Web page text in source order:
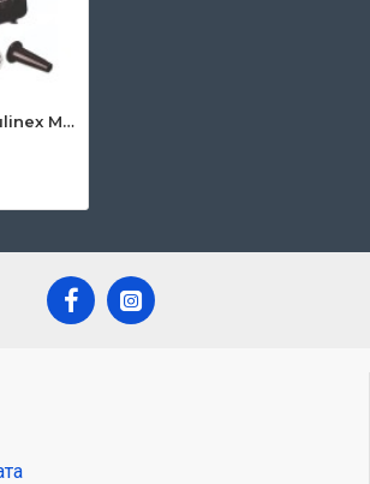
Мясорубка Moulinex ME307832